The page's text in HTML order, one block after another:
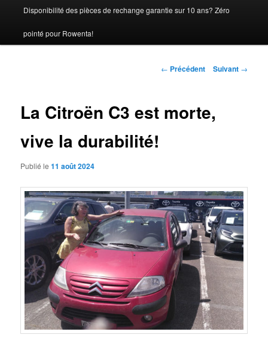
au
contenu
Disponibilité des pièces de rechange garantie sur 10 ans? Zéro
pointé pour Rowenta!
Navigation
← Précédent Suivant →
La Citroën C3 est morte,
vive la durabilité!
Publié le11 août 2024